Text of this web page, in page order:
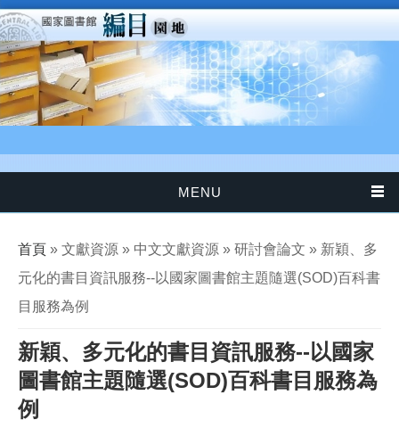
移至主內容
MENU
您在這裡
首頁 » 文獻資源 » 中文文獻資源 » 研討會論文 » 新穎、多
元化的書目資訊服務--以國家圖書館主題隨選(SOD)百科書
目服務為例
新穎、多元化的書目資訊服務--以國家
圖書館主題隨選(SOD)百科書目服務為
例